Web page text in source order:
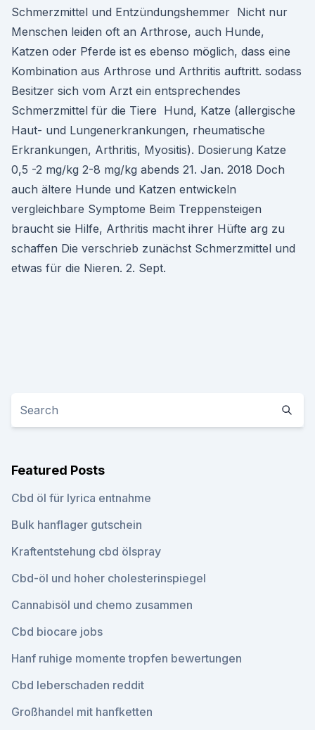
Schmerzmittel und Entzündungshemmer Nicht nur
Menschen leiden oft an Arthrose, auch Hunde,
Katzen oder Pferde ist es ebenso möglich, dass eine
Kombination aus Arthrose und Arthritis auftritt. sodass
Besitzer sich vom Arzt ein entsprechendes
Schmerzmittel für die Tiere Hund, Katze (allergische
Haut- und Lungenerkrankungen, rheumatische
Erkrankungen, Arthritis, Myositis). Dosierung Katze
0,5 -2 mg/kg 2-8 mg/kg abends 21. Jan. 2018 Doch
auch ältere Hunde und Katzen entwickeln
vergleichbare Symptome Beim Treppensteigen
braucht sie Hilfe, Arthritis macht ihrer Hüfte arg zu
schaffen Die verschrieb zunächst Schmerzmittel und
etwas für die Nieren. 2. Sept.
Featured Posts
Cbd öl für lyrica entnahme
Bulk hanflager gutschein
Kraftentstehung cbd ölspray
Cbd-öl und hoher cholesterinspiegel
Cannabisöl und chemo zusammen
Cbd biocare jobs
Hanf ruhige momente tropfen bewertungen
Cbd leberschaden reddit
Großhandel mit hanfketten